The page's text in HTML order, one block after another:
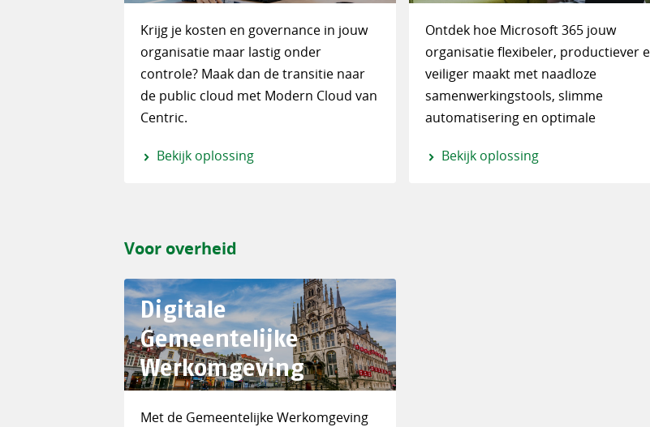
Krijg je kosten en governance in jouw
organisatie maar lastig onder
controle? Maak dan de transitie naar
de public cloud met Modern Cloud van
Centric.
Bekijk oplossing
Ontdek hoe Microsoft 365 jouw
organisatie flexibeler, productiever
veiliger maakt met naadloze
samenwerkingstools, slimme
automatisering en optimale
Bekijk oplossing
Voor overheid
Digitale
Gemeentelijke
Werkomgeving
Met de Gemeentelijke Werkomgeving